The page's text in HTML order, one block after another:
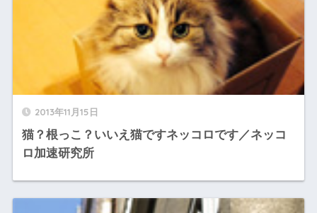
2013年11月15日
猫？根っこ？いいえ猫ですネッコロです／ネッコ
ロ加速研究所